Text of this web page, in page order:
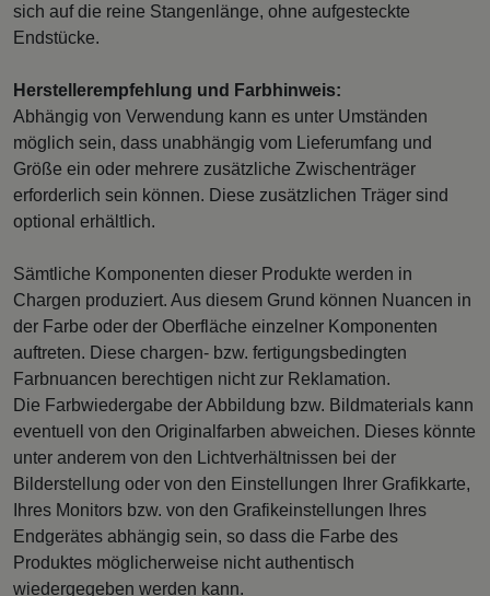
sich auf die reine Stangenlänge, ohne aufgesteckte
Endstücke.
Herstellerempfehlung und Farbhinweis:
Abhängig von Verwendung kann es unter Umständen
möglich sein, dass unabhängig vom Lieferumfang und
Größe ein oder mehrere zusätzliche Zwischenträger
erforderlich sein können. Diese zusätzlichen Träger sind
optional erhältlich.
Sämtliche Komponenten dieser Produkte werden in
Chargen produziert. Aus diesem Grund können Nuancen in
der Farbe oder der Oberfläche einzelner Komponenten
auftreten. Diese chargen- bzw. fertigungsbedingten
Farbnuancen berechtigen nicht zur Reklamation.
Die Farbwiedergabe der Abbildung bzw. Bildmaterials kann
eventuell von den Originalfarben abweichen. Dieses könnte
unter anderem von den Lichtverhältnissen bei der
Bilderstellung oder von den Einstellungen Ihrer Grafikkarte,
Ihres Monitors bzw. von den Grafikeinstellungen Ihres
Endgerätes abhängig sein, so dass die Farbe des
Produktes möglicherweise nicht authentisch
wiedergegeben werden kann.